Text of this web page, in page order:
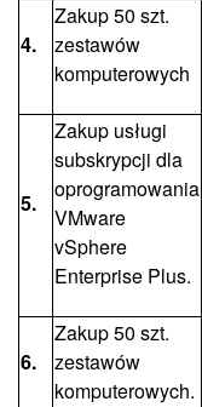
4.
Zakup 50 szt.
zestawów
komputerowych
5.
Zakup usługi
subskrypcji dla
oprogramowania
VMware
vSphere
Enterprise Plus.
6.
Zakup 50 szt.
zestawów
komputerowych.